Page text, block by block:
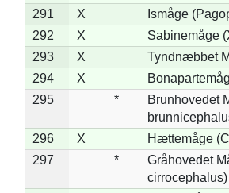
291
X
Ismåge
292
X
Sabinemåge
293
X
Tyndnæbbet
294
X
295
*
Brunhovedet
296
X
Hættemåge
297
*
Gråhovedet
cirrocephalus)